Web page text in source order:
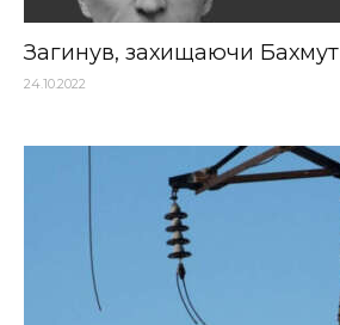
Загинув, захищаючи Бахмут
24.10.2022